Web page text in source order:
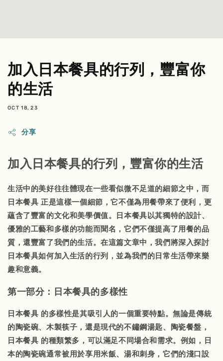
加入日本餐具的行列，豐富你
的生活
OCT 18, 23
分享
加入日本餐具的行列，豐富你的生活
生活中的美好往往體現在一些看似微不足道的細節之中，而
日本餐具 正是這樣一個細節，它不僅為用餐帶來了便利，更
蘊含了豐富的文化和美學價值。日本餐具以其獨特的設計、
優雅的工藝和多樣的功能而聞名，它們不僅提高了用餐的品
質，還豐富了我們的生活。在這篇文章中，我們將深入探討
日本餐具如何加入生活的行列，並為我們的日常生活帶來樂
趣和意義。
第一部分：日本餐具的多樣性
日本餐具 的多樣性是其吸引人的一個重要特點。無論是傳統
的陶瓷碗、木製筷子，還是現代的不鏽鋼湯匙、陶瓷餐盤，
日本餐具 的種類繁多，可以滿足不同場合和需求。例如，日
本的陶瓷碗通常被用於享用米飯、湯和刺身，它們的淺口設